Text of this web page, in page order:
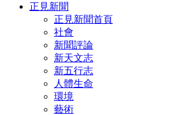
正見新聞
正見新聞首頁
社會
新聞評論
新天文志
新五行志
人體生命
環境
藝術